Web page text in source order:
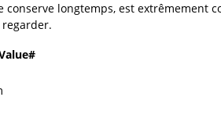
longtemps, est extrêmement